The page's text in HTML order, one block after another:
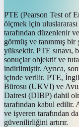
PTE (Pearson Test of
ölçmek için
tarafından düzenlenir
görmüş ve tanınmış
yüksektir. PTE sınavı,
sonuçlar objektif ve
indirilmiştir. Ayrıca,
içinde verilir. PTE,
Bürosu (UKVI) ve
Dairesi (DIBP) dahil
tarafından kabul edilir.
ve işveren tarafından
güvenilirliğini artırır.